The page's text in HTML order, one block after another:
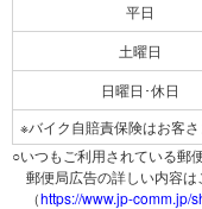
平日
土曜日
日曜日･休日
※バイク自賠責保険はお客
○いつもご利用されている郵
郵便局広告の詳しい内容は
（https://www.jp-comm.jp/